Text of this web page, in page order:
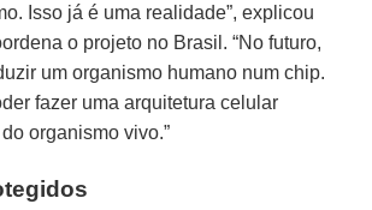
Isso já é uma realidade”, explicou
o projeto no Brasil. “No futuro,
um organismo humano num chip.
fazer uma arquitetura celular
organismo vivo.”